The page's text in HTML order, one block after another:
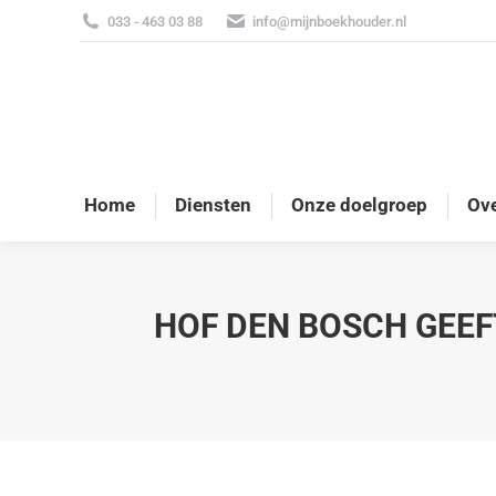
033 - 463 03 88 info@mijnboekhouder.nl
Home Diensten Onze doelgroep
HOF DEN BOSCH